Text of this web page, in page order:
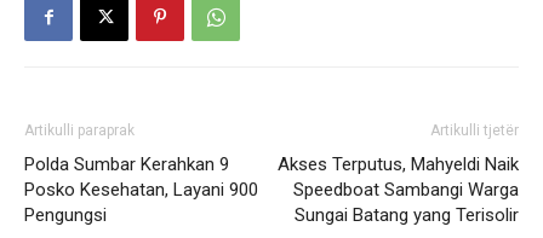
Artikulli paraprak
Polda Sumbar Kerahkan 9
Posko Kesehatan, Layani 900
Pengungsi
Artikulli tjetër
Akses Terputus, Mahyeldi Naik
Speedboat Sambangi Warga
Sungai Batang yang Terisolir